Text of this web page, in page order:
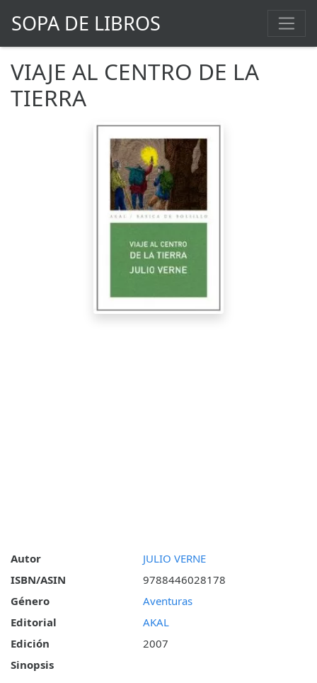
SOPA DE LIBROS
VIAJE AL CENTRO DE LA
TIERRA
Autor
JULIO VERNE
ISBN/ASIN
9788446028178
Género
Aventuras
Editorial
AKAL
Edición
2007
Sinopsis